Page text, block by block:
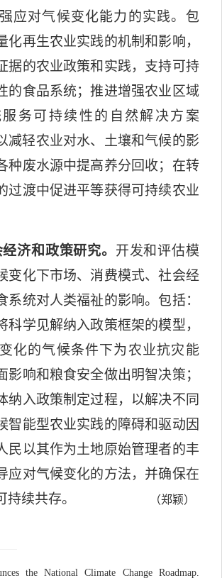
应对气候变化能力的实践。包
化再生农业实践的机制和影响，
据的农业政策和实践，支持可持
的食品系统；推进增强农业区域
务可持续性的自然解决方案
减轻农业对水、土壤和气候的影
种废水源中提高养分回收；在转
过渡中促进平等获得可持续农业
济和政策研究。 开发和评估模
变化下市场、消费模式、社会经
系统对人类福祉的影响。包括：
科学见解纳入政策框架的模型，
化的气候条件下为农业抗灾能
影响和粮食安全做出明智决策；
纳入政策制定过程，以解决不同
智能型农业实践的障碍和驱动因
民以其作为土地原始管理者的丰
应对气候变化的方法，并确保在
持续共存。
（郑颖）
the National Climate Change Roadmap.